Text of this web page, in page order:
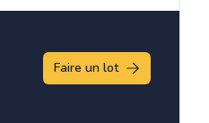
Faire un lot